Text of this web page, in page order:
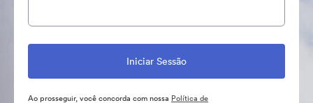
Ao prosseguir, você concorda com nossa Política de